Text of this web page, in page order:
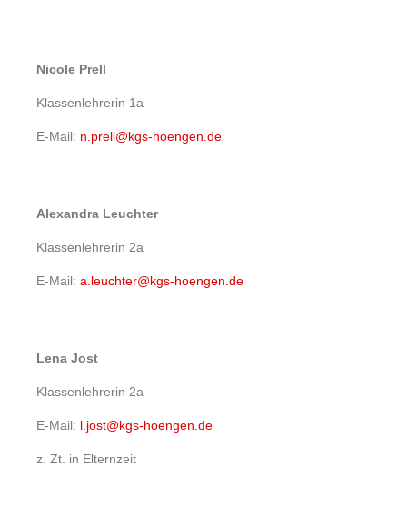
Nicole Prell
Klassenlehrerin 1a
E-Mail: n.prell@kgs-hoengen.de
Alexandra Leuchter
Klassenlehrerin 2a
E-Mail: a.leuchter@kgs-hoengen.de
Lena Jost
Klassenlehrerin 2a
E-Mail: l.jost@kgs-hoengen.de
z. Zt. in Elternzeit